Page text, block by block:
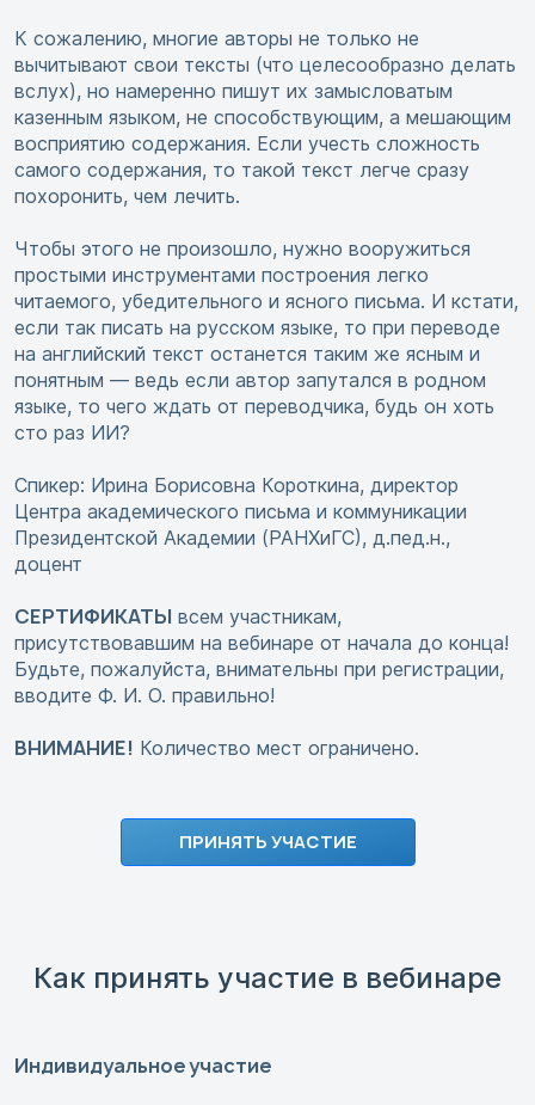
К сожалению, многие авторы не только не
вычитывают свои тексты (что целесообразно делать
вслух), но намеренно пишут их замысловатым
казенным языком, не способствующим, а мешающим
восприятию содержания. Если учесть сложность
самого содержания, то такой текст легче сразу
похоронить, чем лечить.
Чтобы этого не произошло, нужно вооружиться
простыми инструментами построения легко
читаемого, убедительного и ясного письма. И кстати,
если так писать на русском языке, то при переводе
на английский текст останется таким же ясным и
понятным — ведь если автор запутался в родном
языке, то чего ждать от переводчика, будь он хоть
сто раз ИИ?
Спикер: Ирина Борисовна Короткина, директор
Центра академического письма и коммуникации
Президентской Академии (РАНХиГС), д.пед.н.,
доцент
СЕРТИФИКАТЫ всем участникам,
присутствовавшим на вебинаре от начала до конца!
Будьте, пожалуйста, внимательны при регистрации,
вводите Ф. И. О. правильно!
ВНИМАНИЕ! Количество мест ограничено.
ПРИНЯТЬ УЧАСТИЕ
Как принять участие в вебинаре
Индивидуальное участие